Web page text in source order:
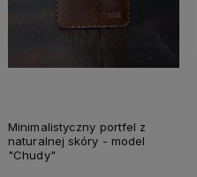
Minimalistyczny portfel z
naturalnej skóry - model
"Chudy"